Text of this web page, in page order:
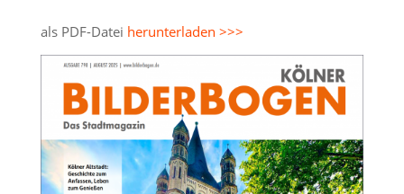
als PDF-Datei herunterladen >>>